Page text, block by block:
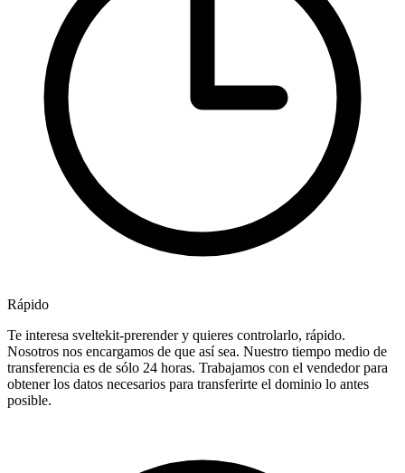
Rápido
Te interesa sveltekit-prerender y quieres controlarlo, rápido.
Nosotros nos encargamos de que así sea. Nuestro tiempo medio de
transferencia es de sólo 24 horas. Trabajamos con el vendedor para
obtener los datos necesarios para transferirte el dominio lo antes
posible.